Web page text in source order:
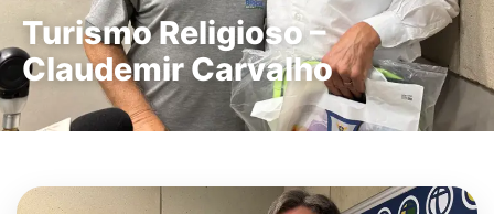
Turismo Religioso –
Claudemir Carvalho